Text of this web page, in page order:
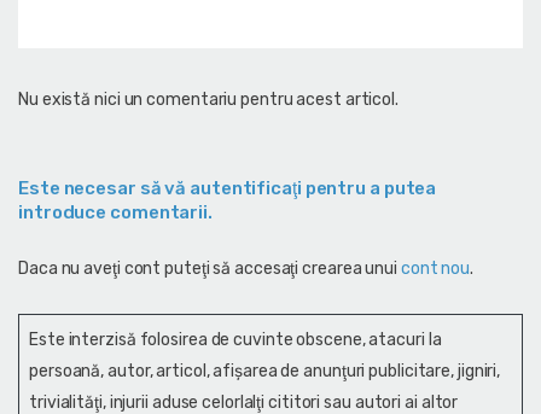
Nu există nici un comentariu pentru acest articol.
Este necesar să vă autentificaţi pentru a putea
introduce comentarii.
Daca nu aveţi cont puteţi să accesaţi crearea unui cont nou.
Este interzisă folosirea de cuvinte obscene, atacuri la
persoană, autor, articol, afişarea de anunţuri publicitare, jigniri,
trivialităţi, injurii aduse celorlalţi cititori sau autori ai altor